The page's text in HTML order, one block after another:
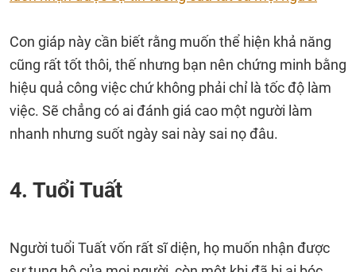
Con giáp này cần biết rằng muốn thể hiện khả năng
cũng rất tốt thôi, thế nhưng bạn nên chứng minh bằng
hiệu quả công việc chứ không phải chỉ là tốc độ làm
việc. Sẽ chẳng có ai đánh giá cao một người làm
nhanh nhưng suốt ngày sai này sai nọ đâu.
4. Tuổi Tuất
Người tuổi Tuất vốn rất sĩ diện, họ muốn nhận được